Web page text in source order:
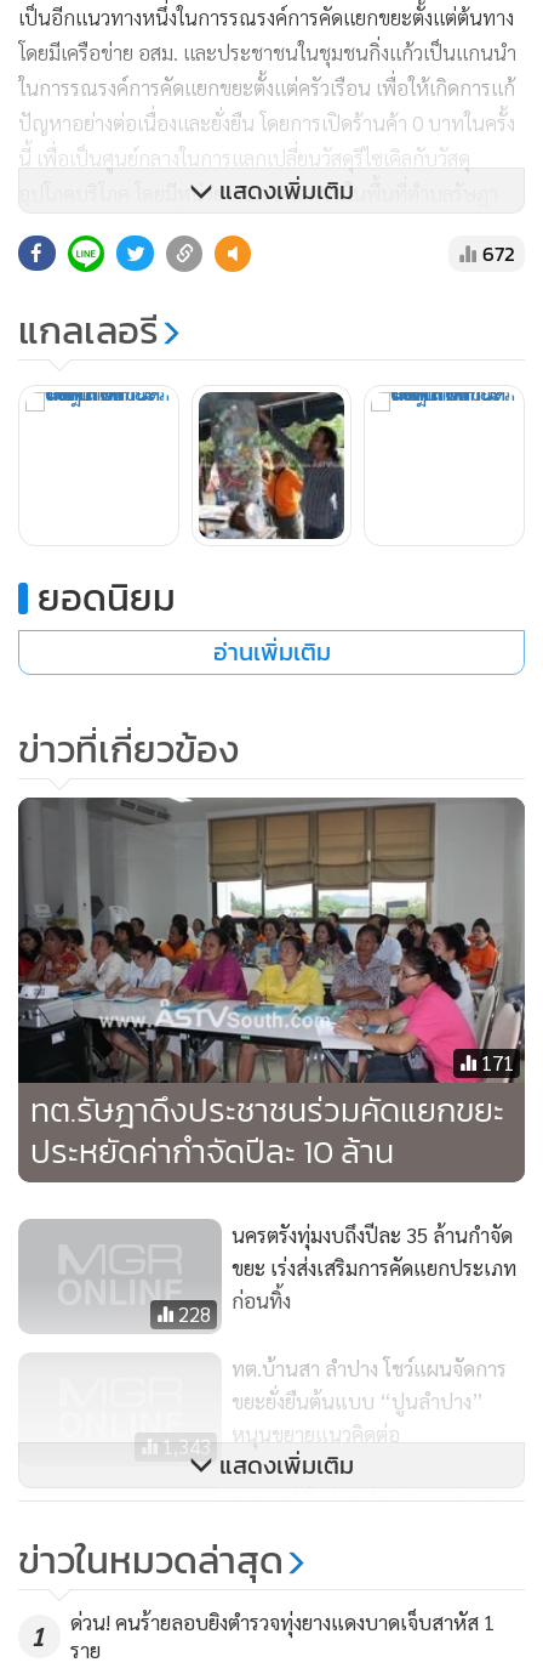
เป็นอีกแนวทางหนึ่งในการรณรงค์การคัดแยกขยะตั้งแต่ต้นทาง
โดยมีเครือข่าย อสม. และประชาชนในชุมชนกิ่งแก้วเป็นแกนนำ
ในการรณรงค์การคัดแยกขยะตั้งแต่ครัวเรือน เพื่อให้เกิดการแก้
ปัญหาอย่างต่อเนื่องและยั่งยืน โดยการเปิดร้านค้า 0 บาทในครั้ง
นี้ เพื่อเป็นศูนย์กลางในการแลกเปลี่ยนวัสดุรีไซเคิลกับวัสดุ
อุปโภคบริโภค โดยมีหน่วยงานภาคเอกชนในพื้นที่ตำบลรัษฎา
ให้การสนับสนุนในเรื่องของสินค้า ไม่ว่าจะเป็น ปลากระป๋อง
น้ำปลา ขนมขบเคี้ยว นมเปรี้ยว และสินค้าอื่นๆ อีกมากมาย
นางณิชมน กล่าวต่อไปอีกว่า ขยะรีไซเคิลที่สามารถนำมาแลก
เปลี่ยนสินค้าได้ เช่น กระดาษขาว-ดำ หนังสือพิมพ์ กระดาษลัง
และกระดาษสี พลาสติกใส พลาสติกขุ่น พลาสติกสี แก้ว (ขวด
น้ำปลา ขวดเหล้า ขวดเบียร์) โลหะ/อโลหะ เหล็ก ทองแดง
อะลูมิเนียม ฯลฯ เป็นต้น ด้านราคาวัสดุรีไซเคิลของร้านค้า 0 บาท
นั้น พลาสติกใส ราคา กิโลกรัมละ 12 บาท ขวดขุ่น กิโลกรัม ละ
14 บาท กระดาษหนังสือพิมพ์ และกระดาษลัง กิโลกรัมละ 3
บาท ฯลฯ โดยประชาชนสามารถนำขยะมาแลกเปลี่ยนเป็นสินค้า
อุปโภคบริโภคได้ทุกวัน เว้นวันหยุดราชการ
แสดงเพิ่มเติม
672
แกลเลอรี
ยอดนิยม
อ่านเพิ่มเติม
ข่าวที่เกี่ยวข้อง
171
ทต.รัษฎาดึงประชาชนร่วมคัดแยกขยะ
ประหยัดค่ากำจัดปีละ 10 ล้าน
228
นครตรังทุ่มงบถึงปีละ 35 ล้านกำจัด
ขยะ เร่งส่งเสริมการคัดแยกประเภท
ก่อนทิ้ง
1,343
ทต.บ้านสา ลำปาง โชว์แผนจัดการ
ขยะยั่งยืนต้นแบบ “ปูนลำปาง”
หนุนขยายแนวคิดต่อ
541
อุดรธานีลั่นมุ่งสู่เมือง Zero Waste
วัน
แสดงเพิ่มเติม
ข่าวในหมวดล่าสุด
1
ด่วน! คนร้ายลอบยิงตำรวจทุ่งยางแดงบาดเจ็บสาหัส 1
ราย